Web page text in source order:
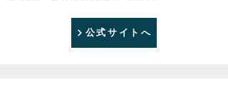
公式サイトへ